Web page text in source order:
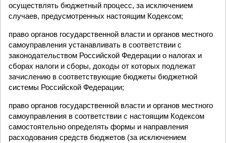
осуществлять бюджетный процесс, за исключением
случаев, предусмотренных настоящим Кодексом;
право органов государственной власти и органов местного
самоуправления устанавливать в соответствии с
законодательством Российской Федерации о налогах и
сборах налоги и сборы, доходы от которых подлежат
зачислению в соответствующие бюджеты бюджетной
системы Российской Федерации;
право органов государственной власти и органов местного
самоуправления в соответствии с настоящим Кодексом
самостоятельно определять формы и направления
расходования средств бюджетов (за исключением